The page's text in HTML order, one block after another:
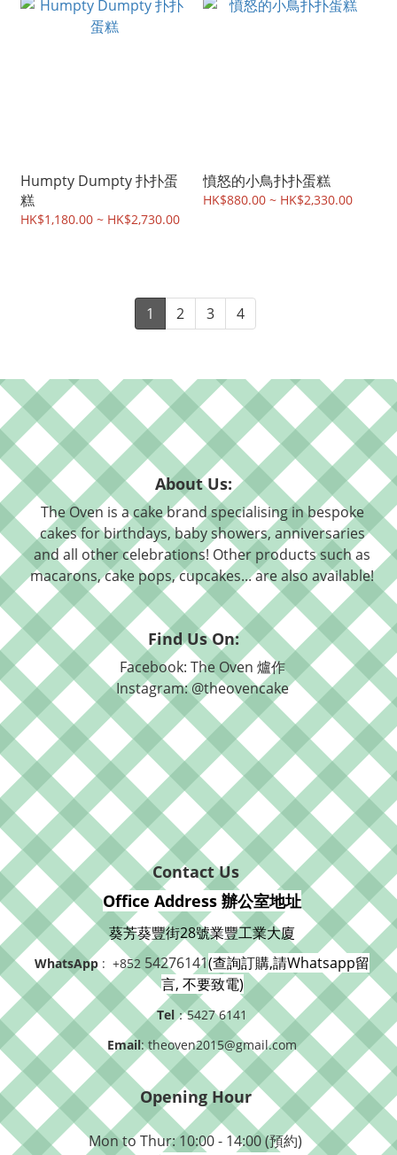
Humpty Dumpty 扑扑蛋
糕
HK$1,180.00 ~ HK$2,730.00
憤怒的小鳥扑扑蛋糕
HK$880.00 ~ HK$2,330.00
1 2 3 4
About Us:
The Oven is a cake brand specialising in bespoke
cakes for birthdays, baby showers, anniversaries
and all other celebrations! Other products such as
macarons, cake pops, cupcakes... are also available!
Find Us On:
Facebook: The Oven 爐作
Instagram: @theovencake
Contact Us
Office Address 辦公室地址
葵芳葵豐街28號業豐工業大廈
WhatsApp : +852 54276141(查詢訂購,請Whatsapp留
言, 不要致電)
Tel：5427 6141
Email: theoven2015@gmail.com
Opening Hour
Mon to Thur: 10:00 - 14:00 (預約)